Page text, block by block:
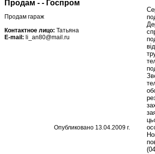
Продам - - Госпром
Продам гараж
Контактное лицо: Татьяна
E-mail: li_an80@mail.ru
Опубликовано 13.04.2009 г.